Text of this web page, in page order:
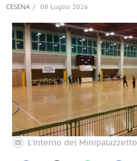
CESENA 08 Luglio 2026
L’interno del Minipalazzetto